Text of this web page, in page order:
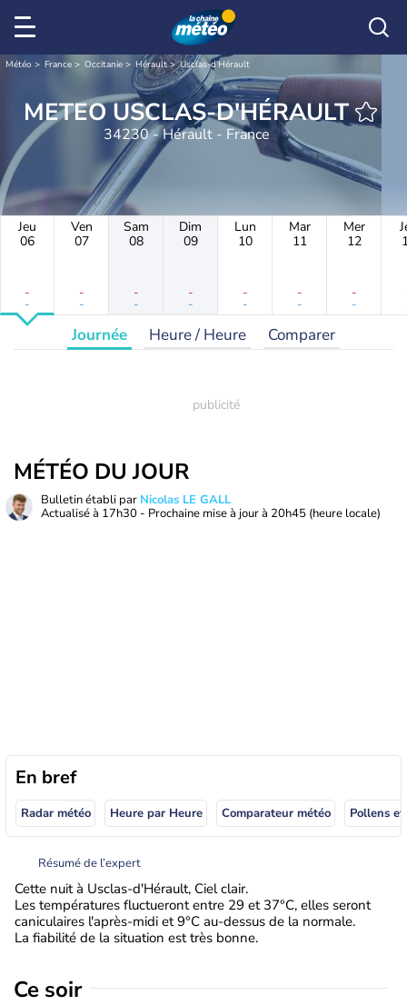
Météo France Occitanie Hérault Usclas-d'Hérault
METEO USCLAS-D'HÉRAULT
34230 - Hérault - France
Jeu
06
-
-
Ven
07
-
-
Sam
08
-
-
Dim
09
-
-
Lun
10
-
-
Mar
11
-
-
Mer
12
-
-
Journée Heure / Heure Comparer
MÉTÉO DU JOUR
Bulletin établi par Nicolas LE GALL
Actualisé à 17h30 - Prochaine mise à jour à 20h45 (heure locale)
En bref
Radar météo Heure par Heure Comparateur météo Pollens
Résumé de l’expert
Cette nuit à Usclas-d'Hérault, Ciel clair.
Les températures fluctueront entre 29 et 37°C, elles seront
caniculaires l'après-midi et 9°C au-dessus de la normale.
La fiabilité de la situation est très bonne.
Ce soir